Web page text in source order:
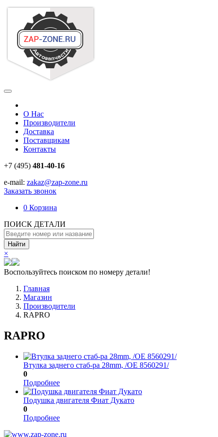
О Нас
Производители
Доставка
Поставщикам
Контакты
+7 (495) 481-40-16
e-mail: zakaz@zap-zone.ru
Заказать звонок
0 Корзина
ПОИСК ДЕТАЛИ
Найти
×
Воспользуйтесь поиском по номеру детали!
Главная
Магазин
Производители
RAPRO
RAPRO
Втулка заднего стаб-ра 28mm, /ОЕ 8560291/
0
Подробнее
Подушка двигателя Фиат Дукато
0
Подробнее